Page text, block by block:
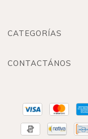
CATEGORÍAS
CONTACTÁNOS